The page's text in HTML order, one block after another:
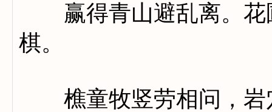
赢得青山避乱离。花
棋。
樵童牧竖劳相问，岩